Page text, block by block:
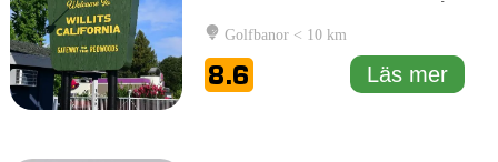
affärsresenärer och turister. Gästerna kan
njuta av omsorgsfullt inredda rum som
erbjuder komfort och stil, med en subtil
blandning av traditionell och modern...
Läs mer
Golfbanor < 10 km
8.6 Läs mer